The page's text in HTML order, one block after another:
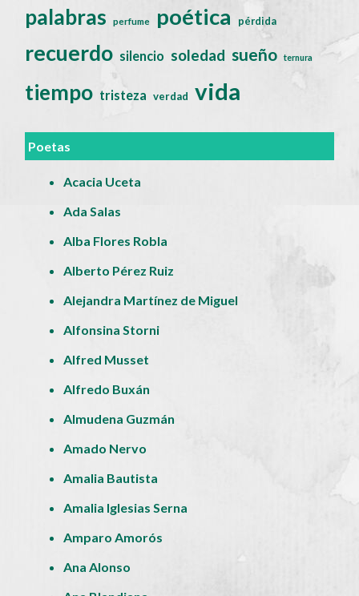
palabras perfume poética pérdida
recuerdo silencio soledad sueño ternura
tiempo tristeza verdad vida
Poetas
Acacia Uceta
Ada Salas
Alba Flores Robla
Alberto Pérez Ruiz
Alejandra Martínez de Miguel
Alfonsina Storni
Alfred Musset
Alfredo Buxán
Almudena Guzmán
Amado Nervo
Amalia Bautista
Amalia Iglesias Serna
Amparo Amorós
Ana Alonso